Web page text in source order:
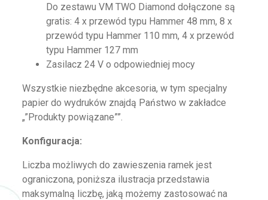
Do zestawu VM TWO Diamond dołączone są
gratis: 4 x przewód typu Hammer 48 mm, 8 x
przewód typu Hammer 110 mm, 4 x przewód
typu Hammer 127 mm
Zasilacz 24 V o odpowiedniej mocy
Wszystkie niezbędne akcesoria, w tym specjalny
papier do wydruków znajdą Państwo w zakładce
„”Produkty powiązane””.
Konfiguracja:
Liczba możliwych do zawieszenia ramek jest
ograniczona, poniższa ilustracja przedstawia
maksymalną liczbę, jaką możemy zastosować na